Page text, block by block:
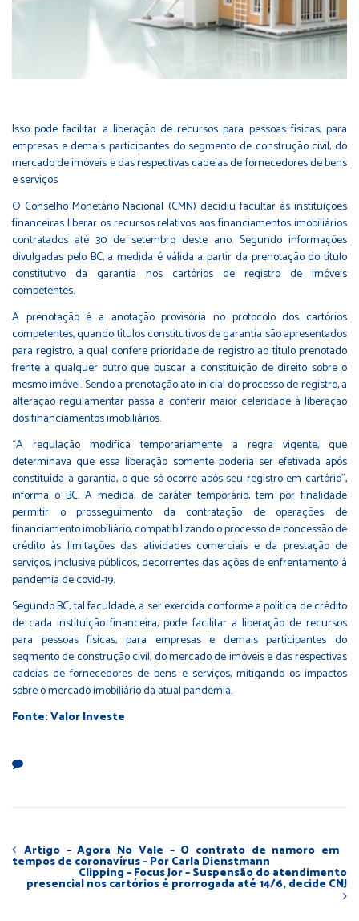
Isso pode facilitar a liberação de recursos para pessoas físicas, para
empresas e demais participantes do segmento de construção civil, do
mercado de imóveis e das respectivas cadeias de fornecedores de bens
e serviços
O Conselho Monetário Nacional (CMN) decidiu facultar às instituições
financeiras liberar os recursos relativos aos financiamentos imobiliários
contratados até 30 de setembro deste ano. Segundo informações
divulgadas pelo BC, a medida é válida a partir da prenotação do título
constitutivo da garantia nos cartórios de registro de imóveis
competentes.
A prenotação é a anotação provisória no protocolo dos cartórios
competentes, quando títulos constitutivos de garantia são apresentados
para registro, a qual confere prioridade de registro ao título prenotado
frente a qualquer outro que buscar a constituição de direito sobre o
mesmo imóvel. Sendo a prenotação ato inicial do processo de registro, a
alteração regulamentar passa a conferir maior celeridade à liberação
dos financiamentos imobiliários.
“A regulação modifica temporariamente a regra vigente, que
determinava que essa liberação somente poderia ser efetivada após
constituída a garantia, o que só ocorre após seu registro em cartório”,
informa o BC. A medida, de caráter temporário, tem por finalidade
permitir o prosseguimento da contratação de operações de
financiamento imobiliário, compatibilizando o processo de concessão de
crédito às limitações das atividades comerciais e da prestação de
serviços, inclusive públicos, decorrentes das ações de enfrentamento à
pandemia de covid-19.
Segundo BC, tal faculdade, a ser exercida conforme a política de crédito
de cada instituição financeira, pode facilitar a liberação de recursos
para pessoas físicas, para empresas e demais participantes do
segmento de construção civil, do mercado de imóveis e das respectivas
cadeias de fornecedores de bens e serviços, mitigando os impactos
sobre o mercado imobiliário da atual pandemia.
Fonte: Valor Investe
Artigo – Agora No Vale – O contrato de namoro em
tempos de coronavírus – Por Carla Dienstmann
Clipping – Focus Jor – Suspensão do atendimento
presencial nos cartórios é prorrogada até 14/6, decide CNJ